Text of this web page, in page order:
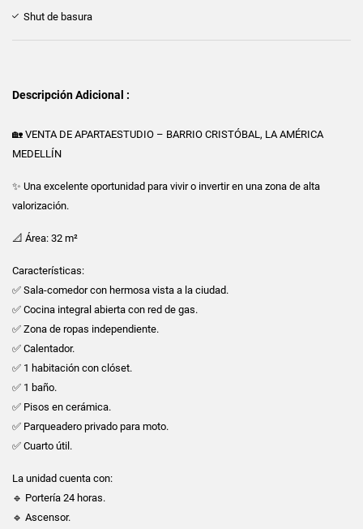
Shut de basura
Descripción Adicional :
🏡 VENTA DE APARTAESTUDIO – BARRIO CRISTÓBAL, LA AMÉRICA
MEDELLÍN
✨ Una excelente oportunidad para vivir o invertir en una zona de alta
valorización.
📐 Área: 32 m²
Características:
✅ Sala-comedor con hermosa vista a la ciudad.
✅ Cocina integral abierta con red de gas.
✅ Zona de ropas independiente.
✅ Calentador.
✅ 1 habitación con clóset.
✅ 1 baño.
✅ Pisos en cerámica.
✅ Parqueadero privado para moto.
✅ Cuarto útil.
La unidad cuenta con:
🔹 Portería 24 horas.
🔹 Ascensor.